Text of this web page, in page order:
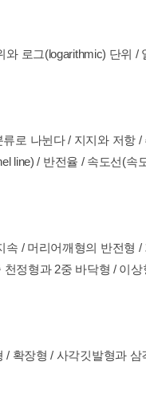
로그(logarithmic) 단위
로 나뉜다 / 지지와 저항
line) / 반전율 / 속도선(속
/ 머리어깨형의 반전형
정형과 2중 바닥형 / 이
확장형 / 사각깃발형과